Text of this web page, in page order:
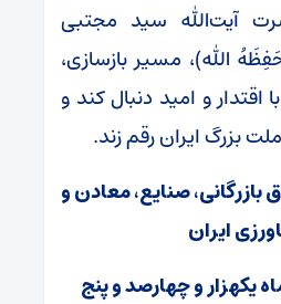
آیت‌الله سید مجتبی
الله)، مسیر بازسازی،
اقتدار و امید دنبال کند و
بزرگ ایران رقم زند.
بازرگانی، صنایع، معادن و
ایران
یکهزار و چهارصد و پنج